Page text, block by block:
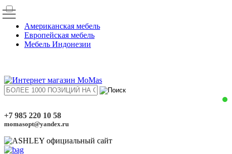
Американская мебель
Европейская мебель
Мебель Индонезии
+7 985 220 10 58
momasopt@yandex.ru